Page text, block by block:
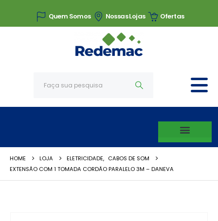
Quem Somos Nossas Lojas Ofertas
HOME LOJA ELETRICIDADE, CABOS DE SOM
EXTENSÃO COM 1 TOMADA CORDÃO PARALELO 3M – DANEVA